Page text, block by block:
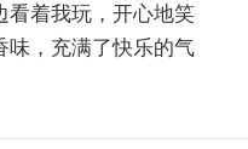
看着我玩，开心地笑
味，充满了快乐的气